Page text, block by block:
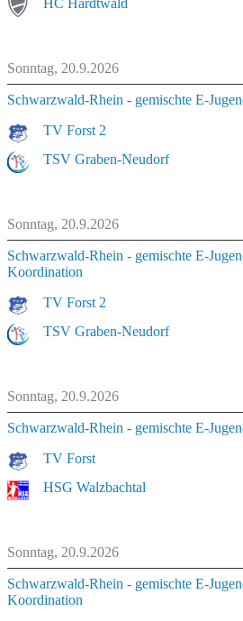
Sonntag, 20.9.2026
Schwarzwald-Rhein - gemischte E-
TV Forst 2
TSV Graben-Neudorf
Sonntag, 20.9.2026
Schwarzwald-Rhein - gemischte E-
Koordination
TV Forst 2
TSV Graben-Neudorf
Sonntag, 20.9.2026
Schwarzwald-Rhein - gemischte E-
TV Forst
HSG Walzbachtal
Sonntag, 20.9.2026
Schwarzwald-Rhein - gemischte E-
Koordination